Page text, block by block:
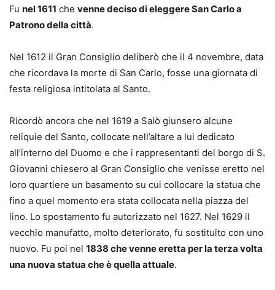
Fu nel 1611 che venne deciso di eleggere San Carlo a
Patrono della città.
Nel 1612 il Gran Consiglio deliberò che il 4 novembre, data
che ricordava la morte di San Carlo, fosse una giornata di
festa religiosa intitolata al Santo.
Ricordò ancora che nel 1619 a Salò giunsero alcune
reliquie del Santo, collocate nell’altare a lui dedicato
all’interno del Duomo e che i rappresentanti del borgo di S.
Giovanni chiesero al Gran Consiglio che venisse eretto nel
loro quartiere un basamento su cui collocare la statua che
fino a quel momento era stata collocata nella piazza del
lino. Lo spostamento fu autorizzato nel 1627. Nel 1629 il
vecchio manufatto, molto deteriorato, fu sostituito con uno
nuovo. Fu poi nel 1838 che venne eretta per la terza volta
una nuova statua che è quella attuale.